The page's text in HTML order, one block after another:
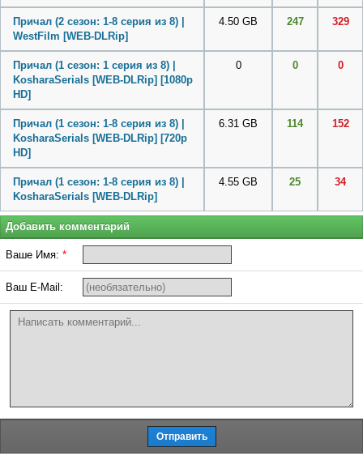
Причал (2 сезон: 1-8 серия из 8) |
WestFilm [WEB-DLRip]
4.50 GB 247 329
Причал (1 сезон: 1 серия из 8) |
KosharaSerials [WEB-DLRip] [1080p
HD]
0 0 0
Причал (1 сезон: 1-8 серия из 8) |
KosharaSerials [WEB-DLRip] [720p
HD]
6.31 GB 114 152
Причал (1 сезон: 1-8 серия из 8) |
KosharaSerials [WEB-DLRip]
4.55 GB 25 34
Добавить комментарий
Ваше Имя: *
Ваш E-Mail: